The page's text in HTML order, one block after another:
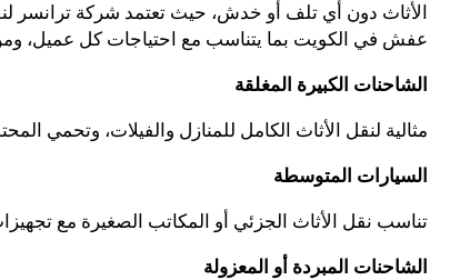
الأثاث دون أي تلف أو خدش، حيث تعتمد شركة
عفش في الكويت بما يتناسب مع احتياجات كل عميل،
الشاحنات الكبيرة المغلقة
مثالية لنقل الأثاث الكامل للمنازل والفيلات، وتحمي
السيارات المتوسطة
تناسب نقل الأثاث الجزئي أو المكاتب الصغيرة مع
الشاحنات المبردة أو المعزولة